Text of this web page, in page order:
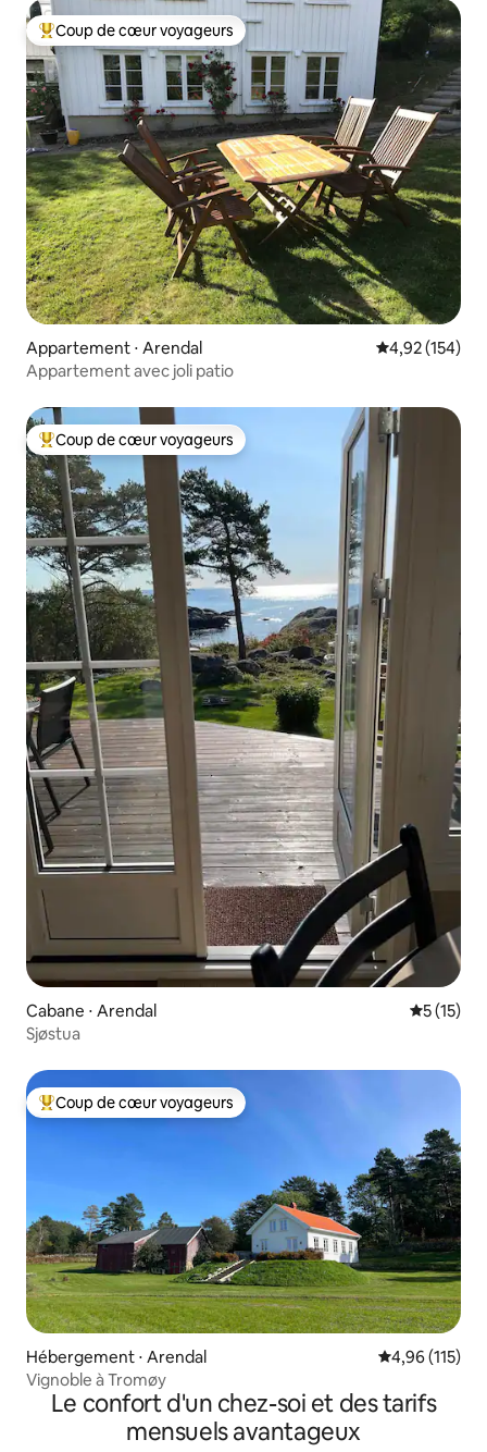
Coups de cœur voyageurs les plus appréciés
Coup de cœur voyageurs
Appartement ⋅ Arendal Évaluation
4,92 (154)
Appartement avec joli patio
Coups de cœur voyageurs les plus appréciés
Coup de cœur voyageurs
Cabane ⋅ Arendal
5 (15)
Sjøstua
Coups de cœur voyageurs les plus appréciés
Coup de cœur voyageurs
Hébergement ⋅ Arendal Évaluation
4,96 (115)
Vignoble à Tromøy
Le confort d'un chez-soi et des tarifs
mensuels avantageux